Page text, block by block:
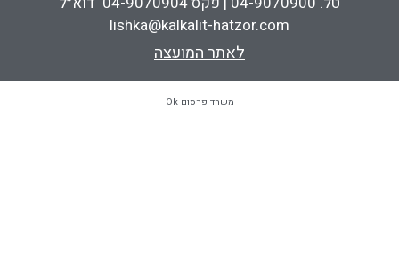
lishka@kalkalit-hatzor.com
לאתר המועצה
משרד פרסום Ok